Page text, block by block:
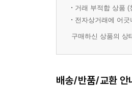
거래 부적합 상품
전자상거래에 어
구매하신 상품의 상
배송/반품/교환 안